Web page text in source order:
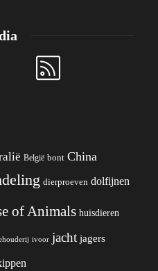
België bont China
dierproeven dolfijnen
of Animals huisdieren
ivoor jacht jagers